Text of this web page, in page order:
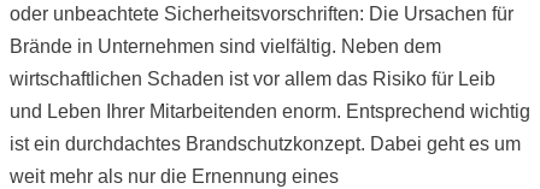
oder unbeachtete Sicherheitsvorschriften: Die Ursachen für
Brände in Unternehmen sind vielfältig. Neben dem
wirtschaftlichen Schaden ist vor allem das Risiko für Leib
und Leben Ihrer Mitarbeitenden enorm. Entsprechend wichtig
ist ein durchdachtes Brandschutzkonzept. Dabei geht es um
weit mehr als nur die Ernennung eines